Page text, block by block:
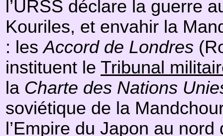
l’URSS déclare la guerre
Kouriles, et envahir la
: lesAccord de Londres
instituent le Tribunal
la Charte des Nations
soviétique de la
l’Empire du Japon au